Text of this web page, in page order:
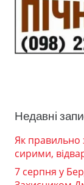
Недавні
Як
сирими,
7 серпня у